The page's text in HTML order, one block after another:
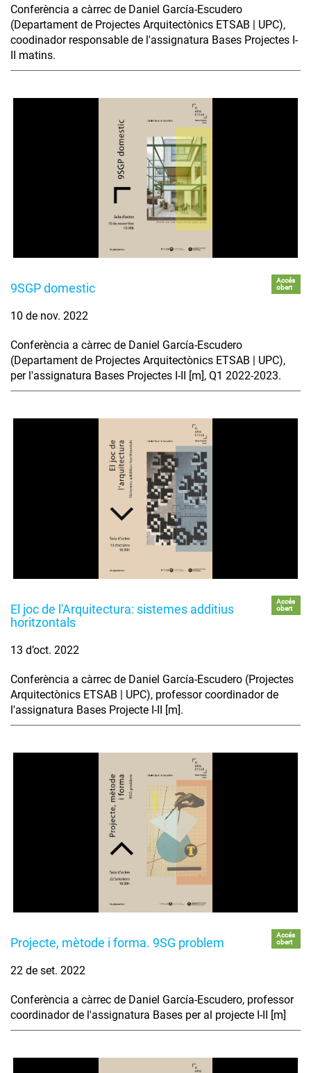
Conferència a càrrec de Daniel García-Escudero
(Departament de Projectes Arquitectònics ETSAB | UPC),
coodinador responsable de l'assignatura Bases Projectes I-
II matins.
9SGP domestic
Accés
obert
10 de nov. 2022
Conferència a càrrec de Daniel García-Escudero
(Departament de Projectes Arquitectònics ETSAB | UPC),
per l'assignatura Bases Projectes I-II [m], Q1 2022-2023.
El joc de l'Arquitectura: sistemes additius
horitzontals
Accés
obert
13 d’oct. 2022
Conferència a càrrec de Daniel García-Escudero (Projectes
Arquitectònics ETSAB | UPC), professor coordinador de
l'assignatura Bases Projecte I-II [m].
Projecte, mètode i forma. 9SG problem
Accés
obert
22 de set. 2022
Conferència a càrrec de Daniel García-Escudero, professor
coordinador de l'assignatura Bases per al projecte I-II [m]